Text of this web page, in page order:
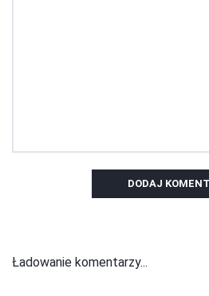
DODAJ
Ładowanie komentarzy...